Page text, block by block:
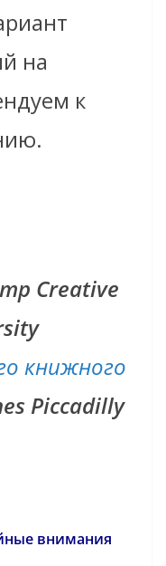
на
к
Creative
книжного
Piccadilly
внимания